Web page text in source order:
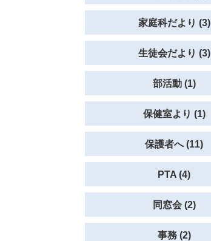
家庭科だより (3)
生徒会だより (3)
部活動 (1)
保健室より (1)
保護者へ (11)
PTA (4)
同窓会 (2)
事務 (2)